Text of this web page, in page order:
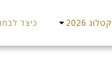
קטלוג 2026 כיצד